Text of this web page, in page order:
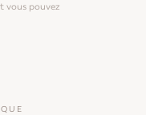
vous pouvez